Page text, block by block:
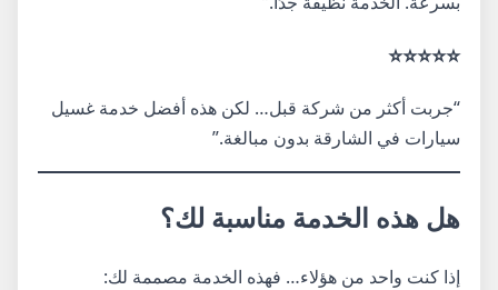
⭐⭐⭐⭐⭐
“جربت أكثر من شركة قبل… لكن هذه أفضل خدمة غسيل
سيارات في الشارقة بدون مبالغة.”
هل هذه الخدمة مناسبة لك؟
إذا كنت واحد من هؤلاء… فهذه الخدمة مصممة لك: